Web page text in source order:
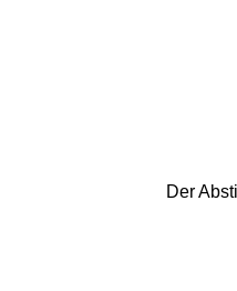
Der